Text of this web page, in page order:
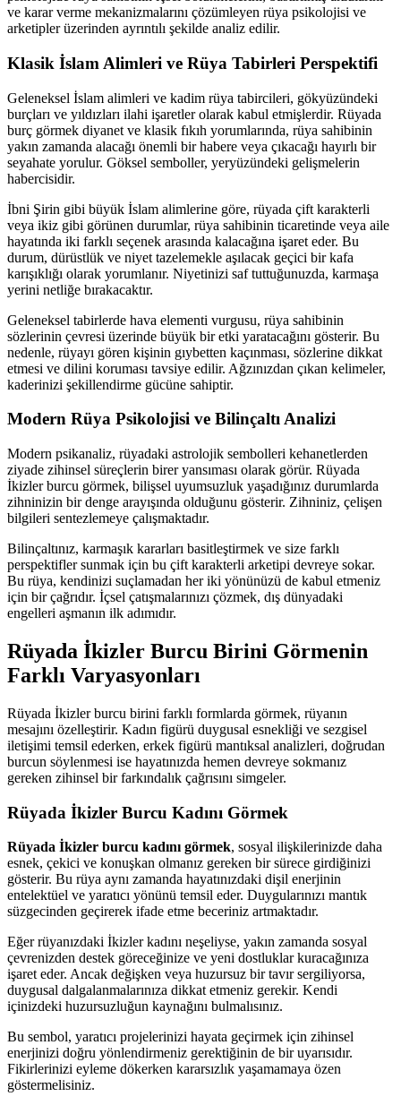
ve karar verme mekanizmalarını çözümleyen rüya psikolojisi ve
arketipler üzerinden ayrıntılı şekilde analiz edilir.
Klasik İslam Alimleri ve Rüya Tabirleri Perspektifi
Geleneksel İslam alimleri ve kadim rüya tabircileri, gökyüzündeki
burçları ve yıldızları ilahi işaretler olarak kabul etmişlerdir. Rüyada
burç görmek diyanet ve klasik fıkıh yorumlarında, rüya sahibinin
yakın zamanda alacağı önemli bir habere veya çıkacağı hayırlı bir
seyahate yorulur. Göksel semboller, yeryüzündeki gelişmelerin
habercisidir.
İbni Şirin gibi büyük İslam alimlerine göre, rüyada çift karakterli
veya ikiz gibi görünen durumlar, rüya sahibinin ticaretinde veya aile
hayatında iki farklı seçenek arasında kalacağına işaret eder. Bu
durum, dürüstlük ve niyet tazelemekle aşılacak geçici bir kafa
karışıklığı olarak yorumlanır. Niyetinizi saf tuttuğunuzda, karmaşa
yerini netliğe bırakacaktır.
Geleneksel tabirlerde hava elementi vurgusu, rüya sahibinin
sözlerinin çevresi üzerinde büyük bir etki yaratacağını gösterir. Bu
nedenle, rüyayı gören kişinin gıybetten kaçınması, sözlerine dikkat
etmesi ve dilini koruması tavsiye edilir. Ağzınızdan çıkan kelimeler,
kaderinizi şekillendirme gücüne sahiptir.
Modern Rüya Psikolojisi ve Bilinçaltı Analizi
Modern psikanaliz, rüyadaki astrolojik sembolleri kehanetlerden
ziyade zihinsel süreçlerin birer yansıması olarak görür. Rüyada
İkizler burcu görmek, bilişsel uyumsuzluk yaşadığınız durumlarda
zihninizin bir denge arayışında olduğunu gösterir. Zihniniz, çelişen
bilgileri sentezlemeye çalışmaktadır.
Bilinçaltınız, karmaşık kararları basitleştirmek ve size farklı
perspektifler sunmak için bu çift karakterli arketipi devreye sokar.
Bu rüya, kendinizi suçlamadan her iki yönünüzü de kabul etmeniz
için bir çağrıdır. İçsel çatışmalarınızı çözmek, dış dünyadaki
engelleri aşmanın ilk adımıdır.
Rüyada İkizler Burcu Birini Görmenin
Farklı Varyasyonları
Rüyada İkizler burcu birini farklı formlarda görmek, rüyanın
mesajını özelleştirir. Kadın figürü duygusal esnekliği ve sezgisel
iletişimi temsil ederken, erkek figürü mantıksal analizleri, doğrudan
burcun söylenmesi ise hayatınızda hemen devreye sokmanız
gereken zihinsel bir farkındalık çağrısını simgeler.
Rüyada İkizler Burcu Kadını Görmek
Rüyada İkizler burcu kadını görmek, sosyal ilişkilerinizde daha
esnek, çekici ve konuşkan olmanız gereken bir sürece girdiğinizi
gösterir. Bu rüya aynı zamanda hayatınızdaki dişil enerjinin
entelektüel ve yaratıcı yönünü temsil eder. Duygularınızı mantık
süzgecinden geçirerek ifade etme beceriniz artmaktadır.
Eğer rüyanızdaki İkizler kadını neşeliyse, yakın zamanda sosyal
çevrenizden destek göreceğinize ve yeni dostluklar kuracağınıza
işaret eder. Ancak değişken veya huzursuz bir tavır sergiliyorsa,
duygusal dalgalanmalarınıza dikkat etmeniz gerekir. Kendi
içinizdeki huzursuzluğun kaynağını bulmalısınız.
Bu sembol, yaratıcı projelerinizi hayata geçirmek için zihinsel
enerjinizi doğru yönlendirmeniz gerektiğinin de bir uyarısıdır.
Fikirlerinizi eyleme dökerken kararsızlık yaşamamaya özen
göstermelisiniz.